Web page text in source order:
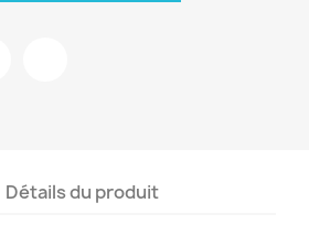
Détails du produit